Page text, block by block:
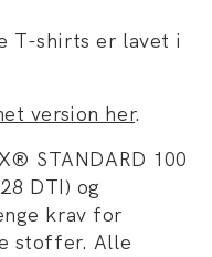
T-shirts er lavet i
version her.
STANDARD 100
DTI) og
krav for
stoffer. Alle